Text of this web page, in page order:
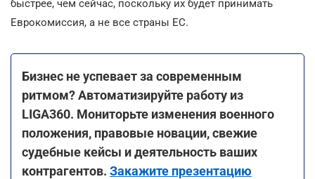
быстрее, чем сейчас, поскольку их будет принимать
Еврокомиссия, а не все страны ЕС.
Бизнес не успевает за современным
ритмом? Автоматизируйте работу из
LIGA360. Мониторьте изменения военного
положения, правовые новации, свежие
судебные кейсы и деятельность ваших
контрагентов. Закажите презентацию